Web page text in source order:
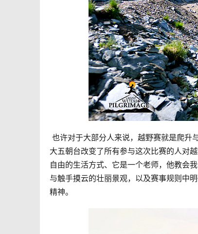
也许对于大部分人来说，越野赛就是爬升
大五朝台改变了所有参与这次比赛的人对
自由的生活方式、它是一个老师，他教会
与触手摸云的壮丽景观，以及赛事规则中
精神。